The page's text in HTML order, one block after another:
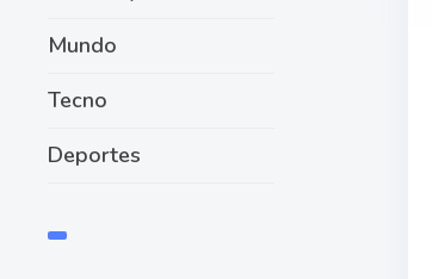
Mundo
Tecno
Deportes